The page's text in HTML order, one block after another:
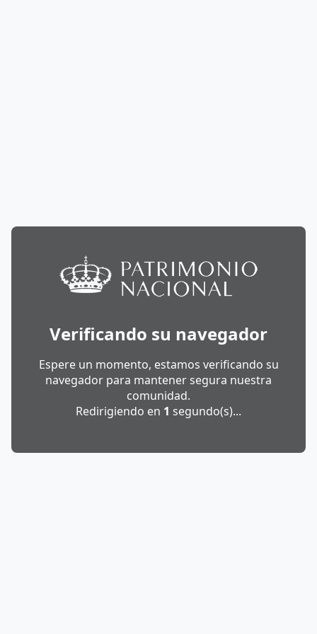
Verificando su navegador
Espere un momento, estamos verificando su
navegador para mantener segura nuestra
comunidad.
Redirigiendo en 1 segundo(s)...